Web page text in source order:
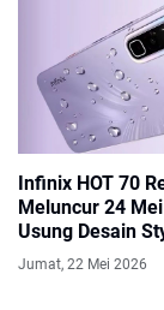
Infinix HOT 70
Meluncur 24
Usung Desain
Anak Muda
Jumat, 22 Mei 2026